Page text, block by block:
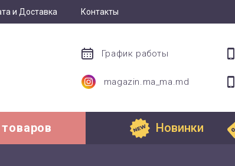
и Доставка Контакты
График работы
magazin.ma_ma.md
Новинки